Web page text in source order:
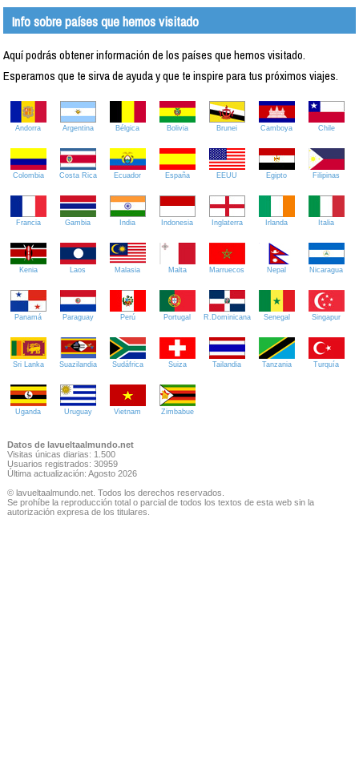
Info sobre países que hemos visitado
Aquí podrás obtener información de los países que hemos visitado.
Esperamos que te sirva de ayuda y que te inspire para tus próximos viajes.
Andorra Argentina Bélgica Bolivia Brunei Camboya Chile
Colombia Costa Rica Ecuador España EEUU Egipto Filipinas
Francia Gambia India Indonesia Inglaterra Irlanda Italia
Kenia Laos Malasia Malta Marruecos Nepal Nicaragua
Panamá Paraguay Perú Portugal R.Dominicana Senegal Singapur
Sri Lanka Suazilandia Sudáfrica Suiza Tailandia Tanzania Turquía
Uganda Uruguay Vietnam Zimbabue
Datos de lavueltaalmundo.net
Visitas únicas diarias: 1.500
Usuarios registrados: 30959
Última actualización: Agosto 2026
© lavueltaalmundo.net. Todos los derechos reservados.
Se prohíbe la reproducción total o parcial de todos los textos de esta web sin la
autorización expresa de los titulares.